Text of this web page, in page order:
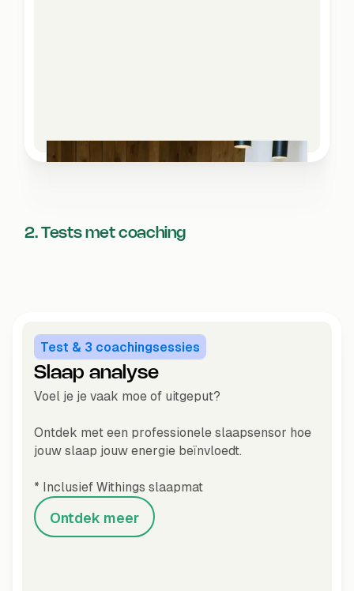
2. Tests met coaching
Test & 3 coachingsessies
Slaap analyse
Voel je je vaak moe of uitgeput?
Ontdek met een professionele slaapsensor hoe
jouw slaap jouw energie beïnvloedt.
* Inclusief Withings slaapmat
Ontdek meer